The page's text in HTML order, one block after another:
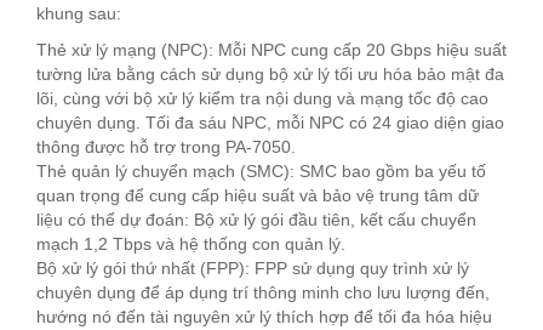
khung sau:
Thẻ xử lý mạng (NPC): Mỗi NPC cung cấp 20 Gbps hiệu suất
tường lửa bằng cách sử dụng bộ xử lý tối ưu hóa bảo mật đa
lõi, cùng với bộ xử lý kiểm tra nội dung và mạng tốc độ cao
chuyên dụng. Tối đa sáu NPC, mỗi NPC có 24 giao diện giao
thông được hỗ trợ trong PA-7050.
Thẻ quản lý chuyển mạch (SMC): SMC bao gồm ba yếu tố
quan trọng để cung cấp hiệu suất và bảo vệ trung tâm dữ
liệu có thể dự đoán: Bộ xử lý gói đầu tiên, kết cấu chuyển
mạch 1,2 Tbps và hệ thống con quản lý.
Bộ xử lý gói thứ nhất (FPP): FPP sử dụng quy trình xử lý
chuyên dụng để áp dụng trí thông minh cho lưu lượng đến,
hướng nó đến tài nguyên xử lý thích hợp để tối đa hóa hiệu